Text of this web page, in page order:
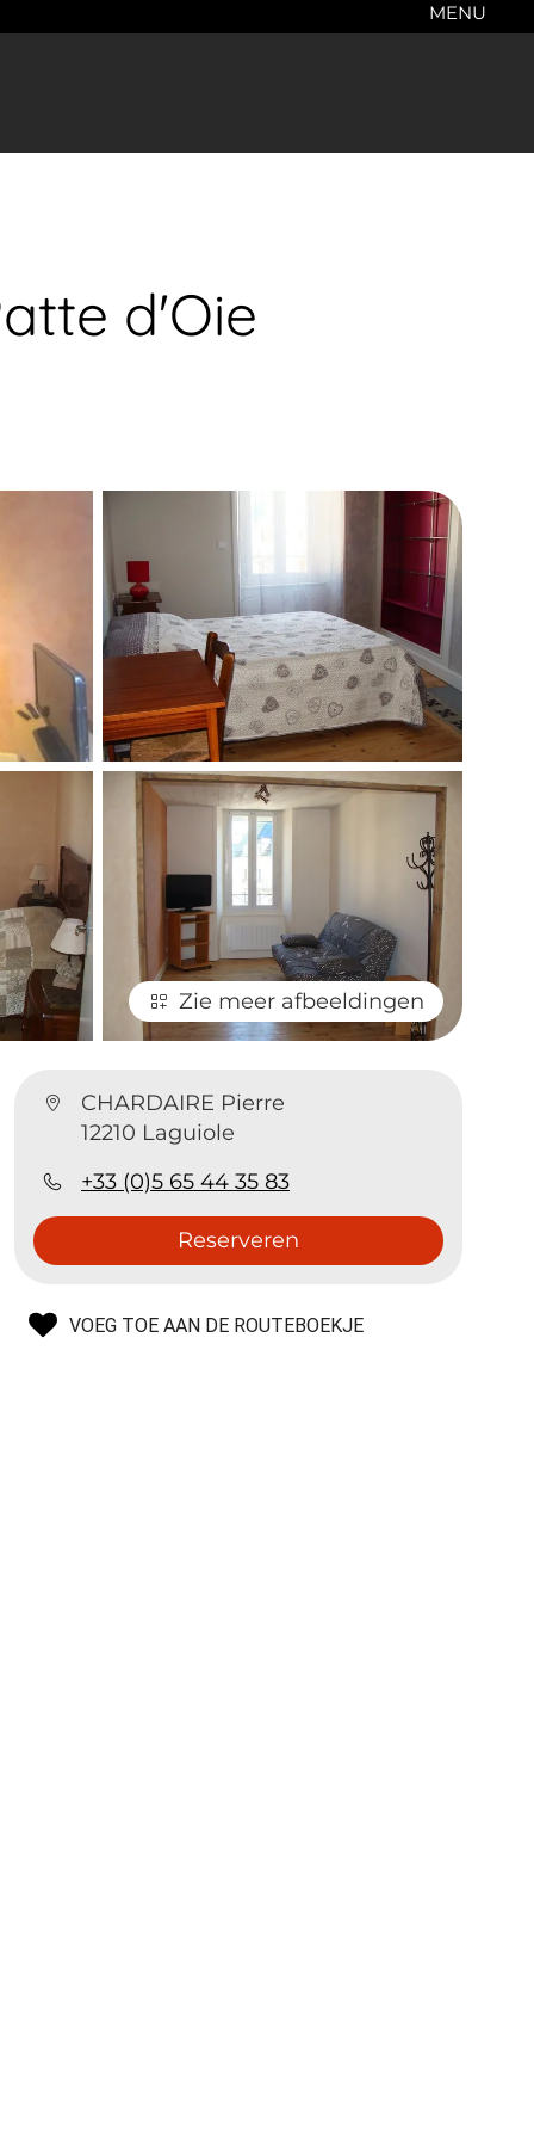
MENU
d'Oie
Zie meer afbeeldingen
CHARDAIRE Pierre
12210 Laguiole
+33 (0)5 65 44 35 83
Reserveren
VOEG TOE AAN DE ROUTEBOEKJE